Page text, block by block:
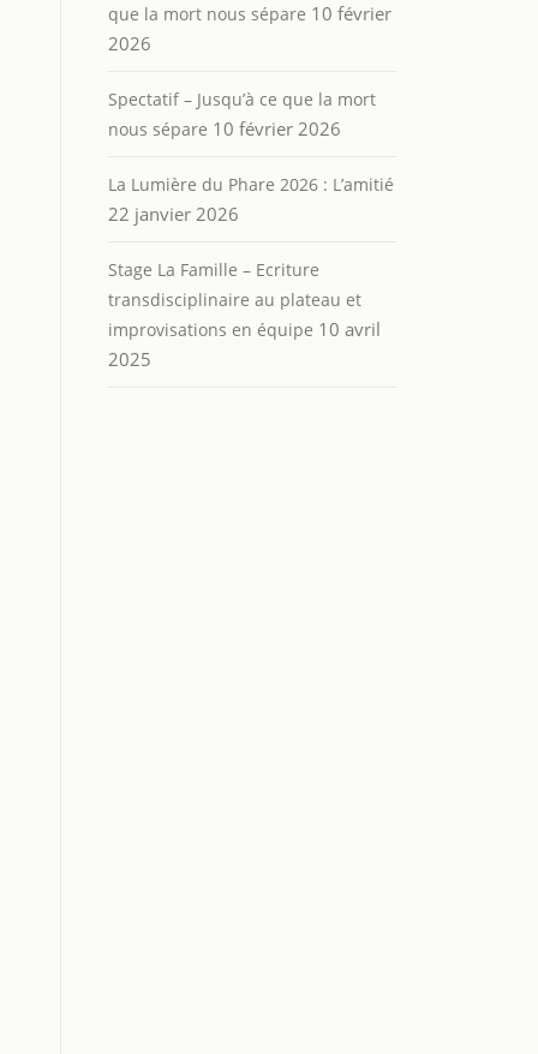
que la mort nous sépare 10 février
2026
Spectatif – Jusqu’à ce que la mort
nous sépare 10 février 2026
La Lumière du Phare 2026 : L’amitié
22 janvier 2026
Stage La Famille – Ecriture
transdisciplinaire au plateau et
improvisations en équipe 10 avril
2025